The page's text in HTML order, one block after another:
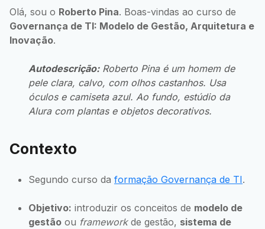
Olá, sou o Roberto Pina. Boas-vindas ao curso de
Governança de TI: Modelo de Gestão, Arquitetura e
Inovação.
Autodescrição:Roberto Pina é um homem de
pele clara, calvo, com olhos castanhos. Usa
óculos e camiseta azul. Ao fundo, estúdio da
Alura com plantas e objetos decorativos.
Contexto
Segundo curso da formação Governança de TI.
Objetivo: introduzir os conceitos de modelo de
gestão ou frameworkde gestão, sistema de